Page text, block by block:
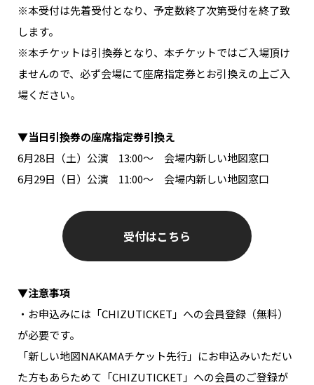
※本受付は先着受付となり、予定数終了次第受付を終了致
します。
※本チケットは引換券となり、本チケットではご入場頂け
ませんので、必ず会場にて座席指定券とお引換えの上ご入
場ください。
▼当日引換券の座席指定券引換え
6月28日（土）公演 13:00～ 会場内新しい地図窓口
6月29日（日）公演 11:00～ 会場内新しい地図窓口
受付はこちら
▼注意事項
・お申込みには「CHIZUTICKET」への会員登録（無料）
が必要です。
「新しい地図NAKAMAチケット先行」にお申込みいただい
た方もあらためて「CHIZUTICKET」への会員のご登録が